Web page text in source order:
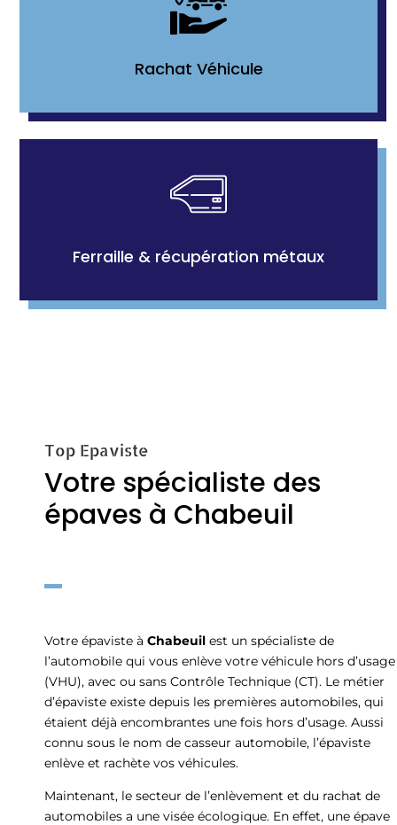
Rachat Véhicule
Ferraille & récupération métaux
Top Epaviste
Votre spécialiste des
épaves à Chabeuil
Votre épaviste à Chabeuil est un spécialiste de
l’automobile qui vous enlève votre véhicule hors d’usage
(VHU), avec ou sans Contrôle Technique (CT). Le métier
d’épaviste existe depuis les premières automobiles, qui
étaient déjà encombrantes une fois hors d’usage. Aussi
connu sous le nom de casseur automobile, l’épaviste
enlève et rachète vos véhicules.
Maintenant, le secteur de l’enlèvement et du rachat de
automobiles a une visée écologique. En effet, une épave